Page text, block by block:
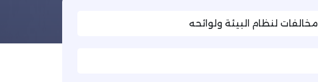
لنظام البيئة ولوائحه